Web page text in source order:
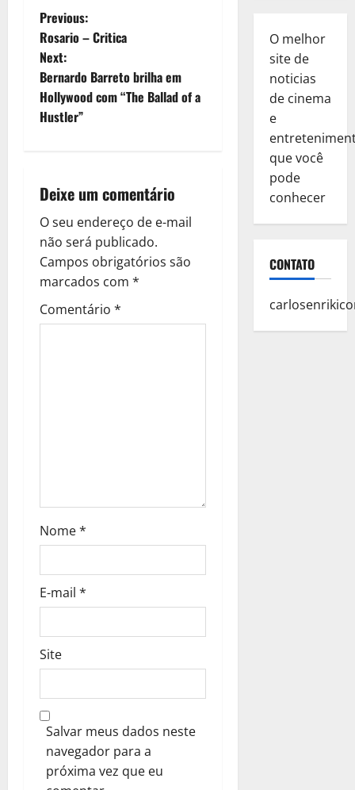
P
o
s
t
a
v
i
g
a
Previous:
Rosario – Critica
Next:
Bernardo Barreto brilha em
Hollywood com “The Ballad of a
Hustler”
Deixe um comentário
O seu endereço de e-mail
não será publicado.
Campos obrigatórios são
marcados com *
Comentário *
Nome*
E-mail *
Site
Salvar meus dados neste
navegador para a
próxima vez que eu
O melhor
site de
noticias
de cinema
e
que você
pode
conhecer
CONTATO